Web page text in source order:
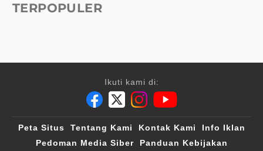
TERPOPULER
Ikuti kami di:
Peta Situs Tentang Kami Kontak Kami
Info Iklan
Pedoman Media Siber
Panduan Kebijakan